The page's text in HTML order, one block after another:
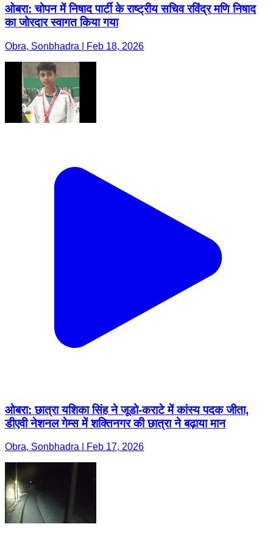
ओबरा: चोपन में निषाद पार्टी के राष्ट्रीय सचिव रविंद्र मणि निषाद
का जोरदार स्वागत किया गया
Obra, Sonbhadra | Feb 18, 2026
ओबरा: छात्रा यशिका सिंह ने जूडो-कराटे में कांस्य पदक जीता,
डीएवी नेशनल गेम्स में शक्तिनगर की छात्रा ने बढ़ाया मान
Obra, Sonbhadra | Feb 17, 2026